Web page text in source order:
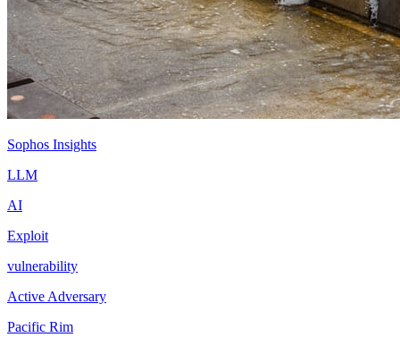
Sophos Insights
LLM
AI
Exploit
vulnerability
Active Adversary
Pacific Rim